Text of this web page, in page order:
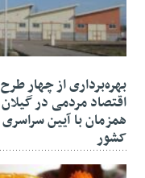
۳۰ بهمن ۱۴۰۴
بهره‌برداری از چهار طرح
اقتصاد مردمی در گیلان
همزمان با آیین سراسری
کشور